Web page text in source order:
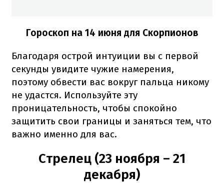
Гороскоп на 14 июня для Скорпионов
Благодаря острой интуиции вы с первой
секунды увидите чужие намерения,
поэтому обвести вас вокруг пальца никому
не удастся. Используйте эту
проницательность, чтобы спокойно
защитить свои границы и заняться тем, что
важно именно для вас.
Стрелец (23 ноября – 21
декабря)